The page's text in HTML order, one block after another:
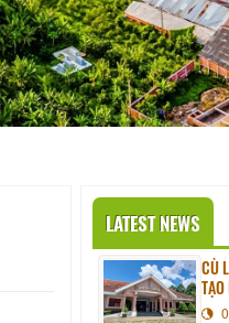
LATEST NEWS
CÙ